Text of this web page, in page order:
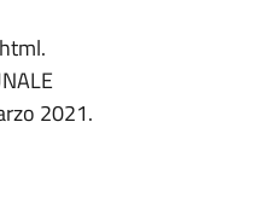
2021.